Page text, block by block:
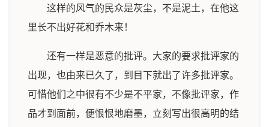
这样的风气的民众是灰尘，不是泥土，在他这
里长不出好花和乔木来！
还有一样是恶意的批评。大家的要求批评家的
出现，也由来已久了，到目下就出了许多批评家。
可惜他们之中很有不少是不平家，不像批评家，作
品才到面前，便恨恨地磨墨，立刻写出很高明的结